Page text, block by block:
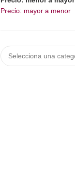
Precio: mayor a menor